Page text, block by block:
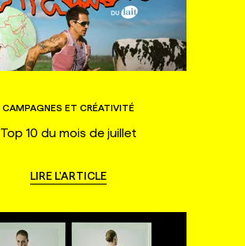
CAMPAGNES ET CRÉATIVITÉ
Top 10 du mois de juillet
LIRE L'ARTICLE